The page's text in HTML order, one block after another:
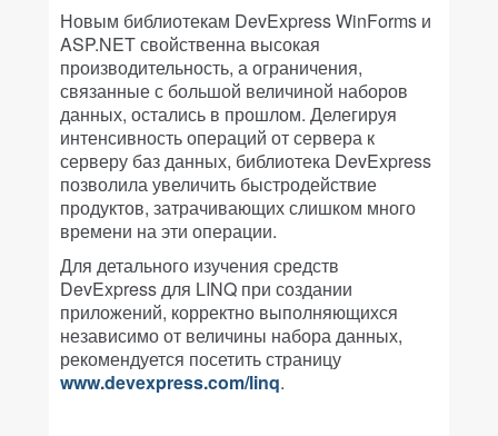
Новым библиотекам DevExpress WinForms и
ASP.NET свойственна высокая
производительность, а ограничения,
связанные с большой величиной наборов
данных, остались в прошлом. Делегируя
интенсивность операций от сервера к
серверу баз данных, библиотека DevExpress
позволила увеличить быстродействие
продуктов, затрачивающих слишком много
времени на эти операции.
Для детального изучения средств
DevExpress для LINQ при создании
приложений, корректно выполняющихся
независимо от величины набора данных,
рекомендуется посетить страницу
www.devexpress.com/linq.